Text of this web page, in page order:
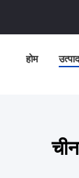
होम उत्पाद